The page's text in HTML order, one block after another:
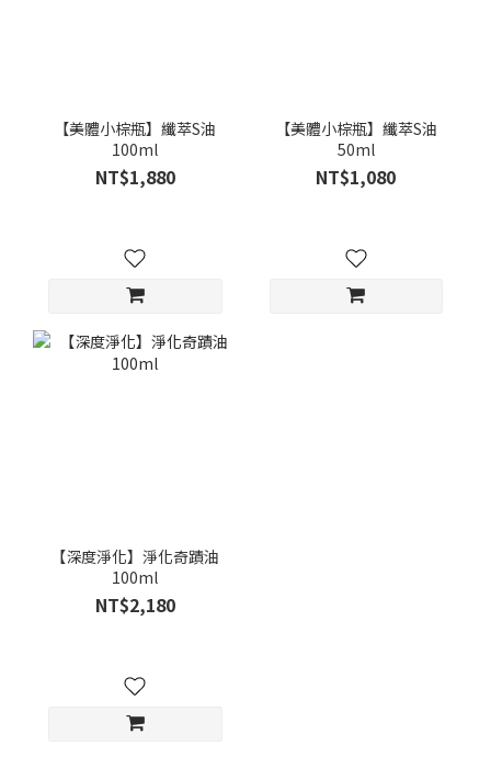
【美體小棕瓶】纖萃S油
100ml
NT$1,880
【美體小棕瓶】纖萃S油
50ml
NT$1,080
【深度淨化】淨化奇蹟油
100ml
NT$2,180